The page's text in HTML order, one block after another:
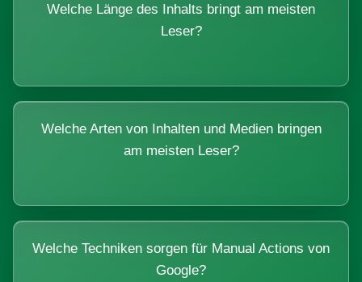
Welche Länge des Inhalts bringt am meisten
Leser?
Welche Arten von Inhalten und Medien bringen
am meisten Leser?
Welche Techniken sorgen für Manual Actions von
Google?